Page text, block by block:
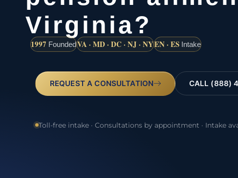
Virginia?
1997 FoundedVA · MD · DC · NJ · NYEN · ES Intake
REQUEST A CONSULTATION CALL (888)
Toll-free intake · Consultations by appointment · Intake